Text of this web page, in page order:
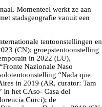
Momenteel werkt ze aan
stadsgeografie vanuit een
tentoonstellingen en
(CN); groepstentoonstelling
in 2022 (LU),
Nazionale Naso
“Nada que
in 2019 (AR, curator: Tam
in het CAso- Casa del
Curci); de